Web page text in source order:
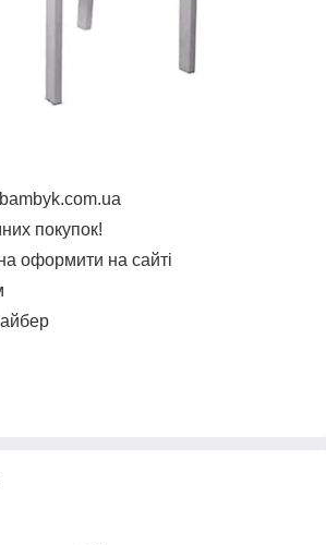
bambyk.com.ua
покупок!
оформити на сайті